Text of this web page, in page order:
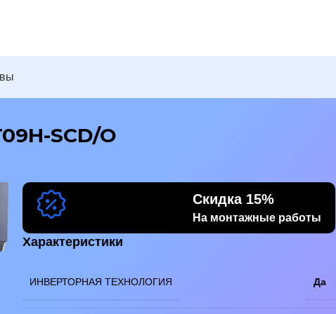
SCD/O
Скидка 15%
На монтажные работы
Характеристики
ИНВЕРТОРНАЯ ТЕХНОЛОГИЯ Да